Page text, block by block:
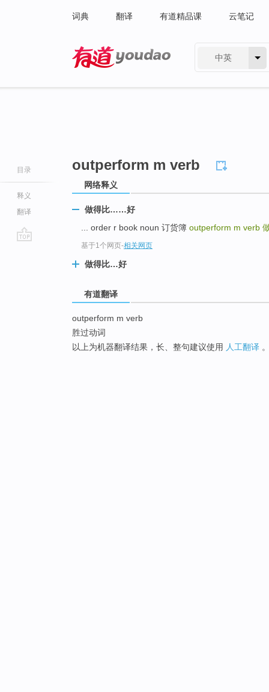
词典 翻译 有道精品课 云笔记
中英
目录
释义
翻译
outperform m verb
网络释义
做得比……好
... order r book noun 订货簿 outperform m verb
基于1个网页-相关网页
做得比…好
有道翻译
outperform m verb
胜过动词
以上为机器翻译结果，长、整句建议使用 人工翻译